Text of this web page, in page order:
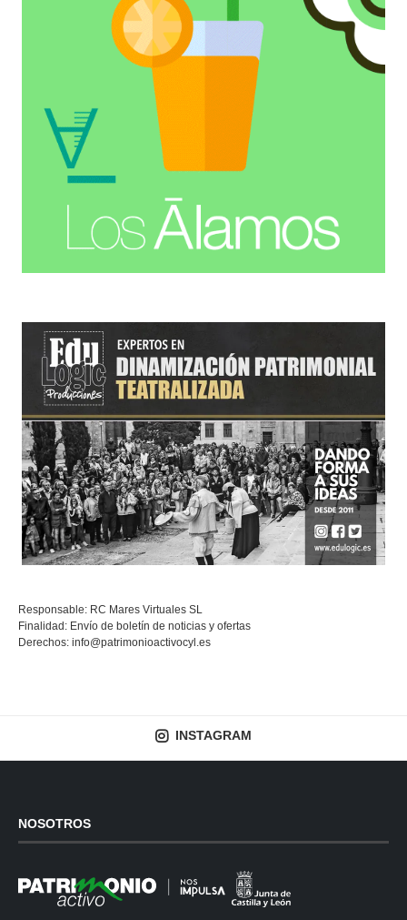
Responsable: RC Mares Virtuales SL
Finalidad: Envío de boletín de noticias y ofertas
Derechos: info@patrimonioactivocyl.es
INSTAGRAM
NOSOTROS